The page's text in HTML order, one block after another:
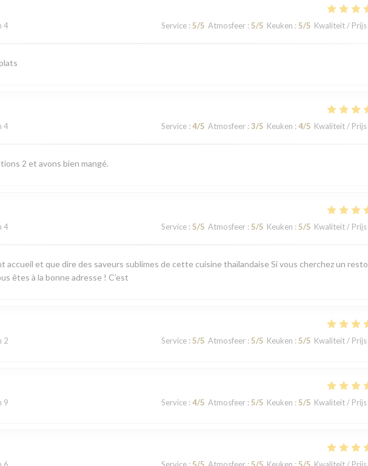
4 Service : 5/5 Atmosfeer : 5/5 Keuken : 5/5 Kwaliteit / Prijs
4 Service : 4/5 Atmosfeer : 3/5 Keuken : 4/5 Kwaliteit / Prijs
2 et avons bien mangé.
4 Service : 5/5 Atmosfeer : 5/5 Keuken : 5/5 Kwaliteit / Prijs
accueil et que dire des saveurs sublimes de cette cuisine thaïlandaise Si vous cherchez un resto
êtes à la bonne adresse ! C’est
2 Service : 5/5 Atmosfeer : 5/5 Keuken : 5/5 Kwaliteit / Prijs
9 Service : 4/5 Atmosfeer : 5/5 Keuken : 5/5 Kwaliteit / Prijs
6 Service : 5/5 Atmosfeer : 5/5 Keuken : 5/5 Kwaliteit / Prijs